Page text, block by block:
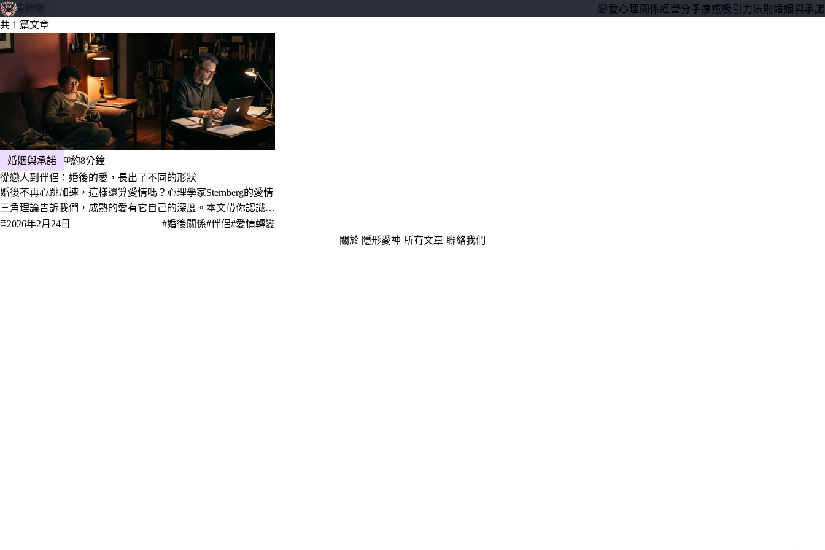
戀愛心理 關係經營分手療癒 吸引力法則 婚姻與承諾
#愛情轉變
共 1 篇文章
婚姻與承諾
約8分鐘
從戀人到伴侶：婚後的愛，長出了不同的形狀
婚後不再心跳加速，這樣還算愛情嗎？心理學家Sternberg的愛情
三角理論告訴我們，成熟的愛有它自己的深度。本文帶你認識婚
後感情的五種樣子，以及如何珍惜這個「長大的愛」。
2026年2月24日 #婚後關係#伴侶#愛情轉變
關於 隱形愛神 所有文章 聯絡我們